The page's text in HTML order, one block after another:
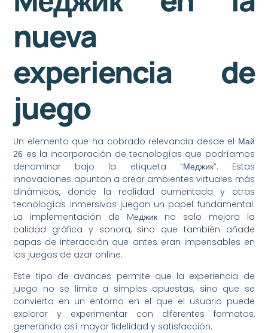
nueva
experiencia de
juego
Un elemento que ha cobrado relevancia desde el Mай
26 es la incorporación de tecnologías que podríamos
denominar bajo la etiqueta “Меджик”. Estas
innovaciones apuntan a crear ambientes virtuales más
dinámicos, donde la realidad aumentada y otras
tecnologías inmersivas juegan un papel fundamental.
La implementación de Mеджик no solo mejora la
calidad gráfica y sonora, sino que también añade
capas de interacción que antes eran impensables en
los juegos de azar online.
Este tipo de avances permite que la experiencia de
juego no se limite a simples apuestas, sino que se
convierta en un entorno en el que el usuario puede
explorar y experimentar con diferentes formatos,
generando así mayor fidelidad y satisfacción.